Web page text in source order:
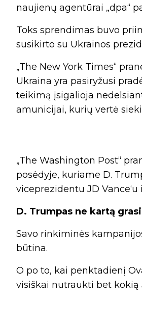
naujienų agentūrai „dpa“
Toks sprendimas buvo
susikirto su Ukrainos
„The New York Times“
Ukraina yra pasiryžusi
teikimą įsigalioja
amunicijai, kurių vertė
„The Washington Post“
posėdyje, kuriame D.
viceprezidentu JD
D. Trumpas ne kartą
Savo rinkiminės
būtina.
O po to, kai penktadienį
visiškai nutraukti bet kokią